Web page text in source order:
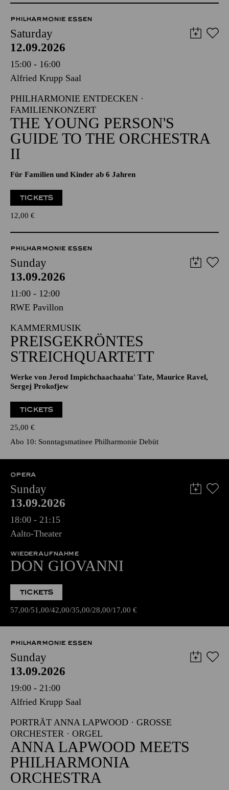
PHILHARMONIE ESSEN
Saturday
12.09.2026
15:00 - 16:00
Alfried Krupp Saal
PHILHARMONIE ENTDECKEN ·
FAMILIENKONZERT
THE YOUNG PERSON'S
GUIDE TO THE ORCHESTRA
II
Für Familien und Kinder ab 6 Jahren
TICKETS
12,00 €
PHILHARMONIE ESSEN
Sunday
13.09.2026
11:00 - 12:00
RWE Pavillon
KAMMERMUSIK
PREISGEKRÖNTES
STREICHQUARTETT
Werke von Jerod Impichchaachaaha' Tate, Maurice Ravel,
Sergej Prokofjew
TICKETS
25,00 €
Abo 10: Sonntagsmatinee Philharmonie Debüt
OPERA
Sunday
13.09.2026
18:00 - 21:15
Aalto-Theater
WIEDERAUFNAHME
DON GIOVANNI
TICKETS
57,00 51,00 42,00 35,00 28,00 17,00 €
PHILHARMONIE ESSEN
Sunday
13.09.2026
19:00 - 21:00
Alfried Krupp Saal
PORTRÄT ANNA LAPWOOD · GROSSE O
RCHESTER · ORGEL
ANNA LAPWOOD MEETS
PHILHARMONIA
ORCHESTRA